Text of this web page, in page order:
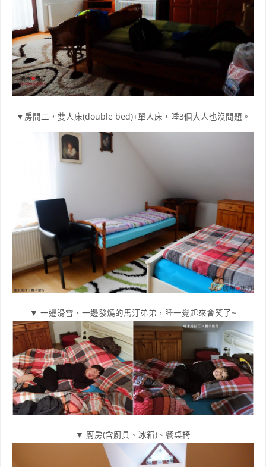
▼房間二，雙人床(double bed)+單人床，睡3個大人也沒問題。
▼ 一邊滑雪、一邊發燒的馬汀弟弟，睡一覺起來會笑了~
▼ 廚房(含廚具、冰箱)、餐桌椅